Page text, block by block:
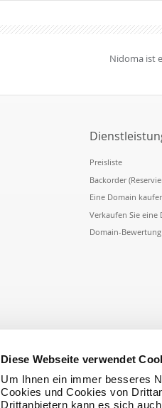
Diese Webseite verwendet
Um Ihnen ein immer besseres
Cookies und Cookies von
Drittanbietern kann es sich
Nidoma ist
Preisliste
Backorder
Eine Domain
Verkaufen Sie eine
Domain-Bewertung